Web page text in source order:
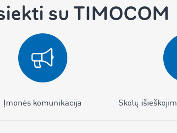
su TIMOCOM
Įmonės komunikacija Skolų